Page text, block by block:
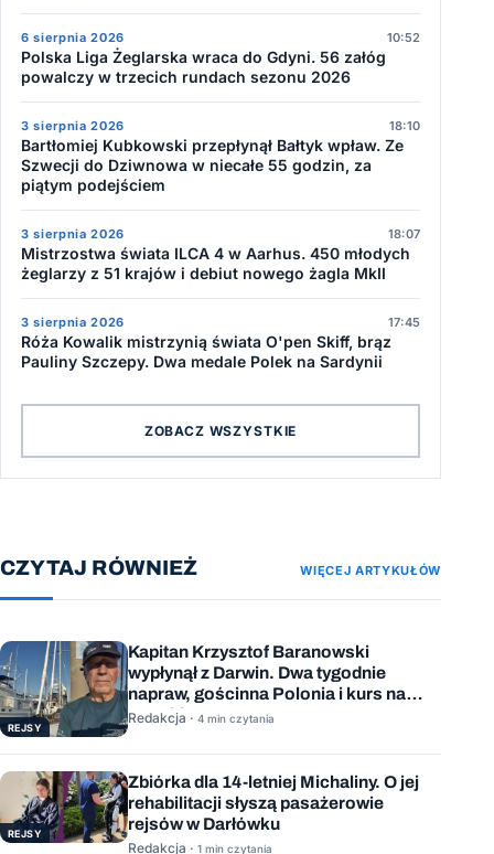
6 sierpnia 2026 10:52
Polska Liga Żeglarska wraca do Gdyni. 56 załóg
powalczy w trzecich rundach sezonu 2026
3 sierpnia 2026 18:10
Bartłomiej Kubkowski przepłynął Bałtyk wpław. Ze
Szwecji do Dziwnowa w niecałe 55 godzin, za
piątym podejściem
3 sierpnia 2026 18:07
Mistrzostwa świata ILCA 4 w Aarhus. 450 młodych
żeglarzy z 51 krajów i debiut nowego żagla MkII
3 sierpnia 2026 17:45
Róża Kowalik mistrzynią świata O'pen Skiff, brąz
Pauliny Szczepy. Dwa medale Polek na Sardynii
ZOBACZ WSZYSTKIE
CZYTAJ RÓWNIEŻ WIĘCEJ ARTYKUŁÓW
REJSY
Kapitan Krzysztof Baranowski
wypłynął z Darwin. Dwa tygodnie
napraw, gościnna Polonia i kurs na
Mauritius
Redakcja · 4 min czytania
REJSY
Zbiórka dla 14-letniej Michaliny. O jej
rehabilitacji słyszą pasażerowie
rejsów w Darłówku
Redakcja · 1 min czytania